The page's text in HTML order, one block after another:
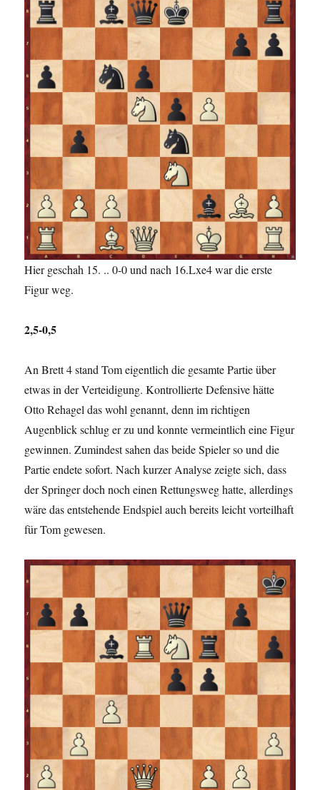
Hier geschah 15. .. 0-0 und nach 16.Lxe4 war die erste
Figur weg.
2,5-0,5
An Brett 4 stand Tom eigentlich die gesamte Partie über
etwas in der Verteidigung. Kontrollierte Defensive hätte
Otto Rehagel das wohl genannt, denn im richtigen
Augenblick schlug er zu und konnte vermeintlich eine Figur
gewinnen. Zumindest sahen das beide Spieler so und die
Partie endete sofort. Nach kurzer Analyse zeigte sich, dass
der Springer doch noch einen Rettungsweg hatte, allerdings
wäre das entstehende Endspiel auch bereits leicht vorteilhaft
für Tom gewesen.